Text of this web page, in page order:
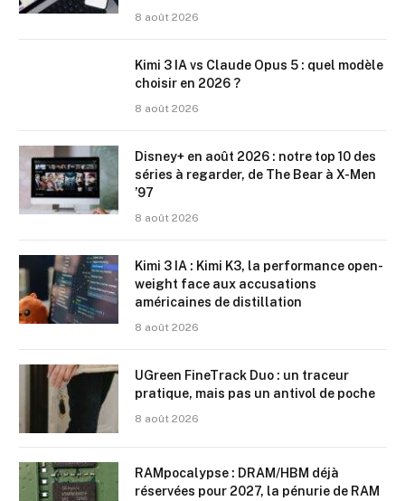
8 août 2026
Kimi 3 IA vs Claude Opus 5 : quel modèle
choisir en 2026 ?
8 août 2026
Disney+ en août 2026 : notre top 10 des
séries à regarder, de The Bear à X-Men
’97
8 août 2026
Kimi 3 IA : Kimi K3, la performance open-
weight face aux accusations
américaines de distillation
8 août 2026
UGreen FineTrack Duo : un traceur
pratique, mais pas un antivol de poche
8 août 2026
RAMpocalypse : DRAM/HBM déjà
réservées pour 2027, la pénurie de RAM